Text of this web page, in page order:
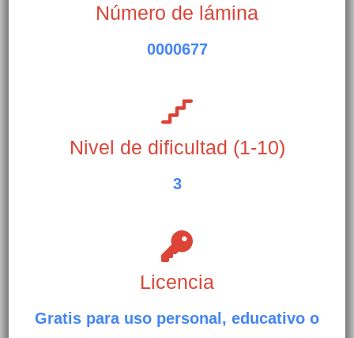
Número de lámina
0000677
Nivel de dificultad (1-10)
3
Licencia
Gratis para uso personal, educativo o